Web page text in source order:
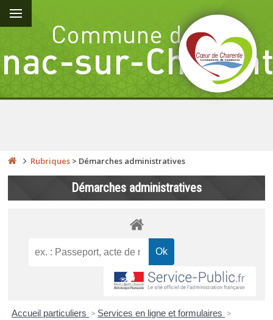
Rubriques > Démarches administratives
Démarches administratives
Accueil particuliers > Services en ligne et formulaires >